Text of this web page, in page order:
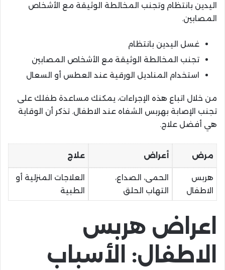
اليدين بانتظام وتجنب المخالطة الوثيقة مع الأشخاص
المصابين.
غسل اليدين بانتظام
تجنب المخالطة الوثيقة مع الأشخاص المصابين
استخدام المناديل الورقية عند العطس أو السعال
من خلال اتباع هذه الإجراءات، يمكنك مساعدة طفلك على
تجنب الإصابة بهربس الشفاه عند الاطفال. تذكر أن الوقاية
هي أفضل علاج.
مرض أعراض علاج
هربس
الاطفال
الحمى، الصداع،
التهاب الحلق
العلاجات المنزلية أو
الطبية
اعراض هربس
الاطفال: الأسباب